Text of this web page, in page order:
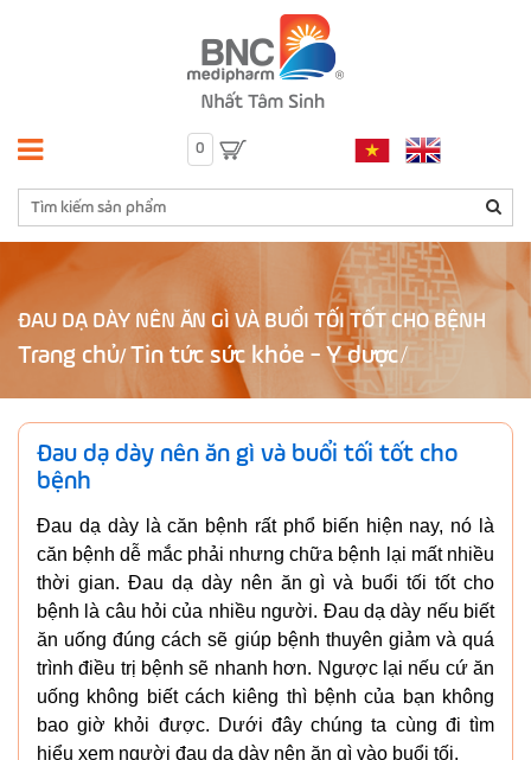
0
ĐAU DẠ DÀY NÊN ĂN GÌ VÀ BUỔI TỐI TỐT CHO BỆNH
Trang chủ/ Tin tức sức khỏe - Y dược
Đau dạ dày nên ăn gì và buổi tối tốt cho
bệnh
Đau dạ dày là căn bệnh rất phổ biến hiện nay, nó là
căn bệnh dễ mắc phải nhưng chữa bệnh lại mất nhiều
thời gian. Đau dạ dày nên ăn gì và buổi tối tốt cho
bệnh là câu hỏi của nhiều người. Đau dạ dày nếu biết
ăn uống đúng cách sẽ giúp bệnh thuyên giảm và quá
trình điều trị bệnh sẽ nhanh hơn. Ngược lại nếu cứ ăn
uống không biết cách kiêng thì bệnh của bạn không
bao giờ khỏi được. Dưới đây chúng ta cùng đi tìm
hiểu xem người đau dạ dày nên ăn gì vào buổi tối.